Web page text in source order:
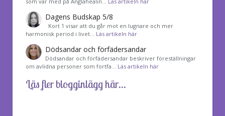
Dagens Budskap 5/8
Kort 1 visar att du går mot en lugnare och mer
harmonisk period i livet… Läs artikeln här
Dödsandar och förfädersandar
Dödsandar och förfädersandar beskriver föreställningar
om avlidna personer som fortfa… Läs artikeln här
Läs fler blogginlägg här...